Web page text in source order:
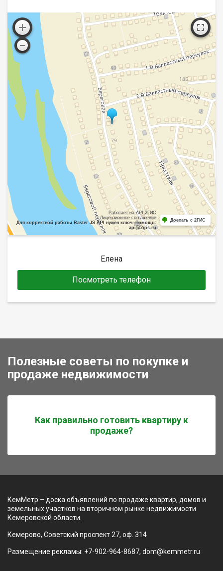
Работает на API 2ГИС
Лицензионное соглашение
Для корректной работы Raster JS API нужен ключ. Помощь:
api@2gis.ru
Доехать с 2ГИС
Елена
Посмотреть телефон
Полезные советы по покупке и
продаже недвижимости
Как правильно готовить квартиру к
продаже?
КемМетр – доска объявлений по продаже квартир, домов и
земельных участков на вторичном рынке недвижимости
Кемеровской области.
Кемерово, Советский проспект 27, оф. 314
Размещение рекламы: +7-902-964-8687, dom@kemmetr.ru